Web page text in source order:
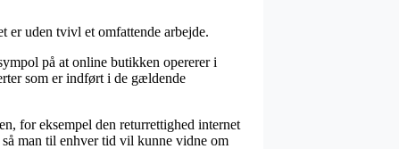
er uden tvivl et omfattende arbejde.
på at online butikken opererer i
som er indført i de gældende
for eksempel den returrettighed internet
man til enhver tid vil kunne vidne om